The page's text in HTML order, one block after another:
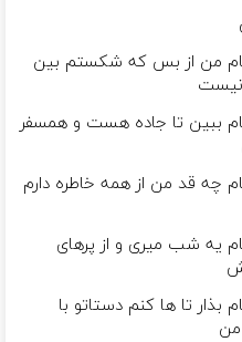
نام من از بس كه شكستم بین
نیست
ببین تا جاده هست و همسفر
چه قد من از همه خاطره دارم
یه شب میرى و از پرهای
بذار تا ها كنم دستاتو با